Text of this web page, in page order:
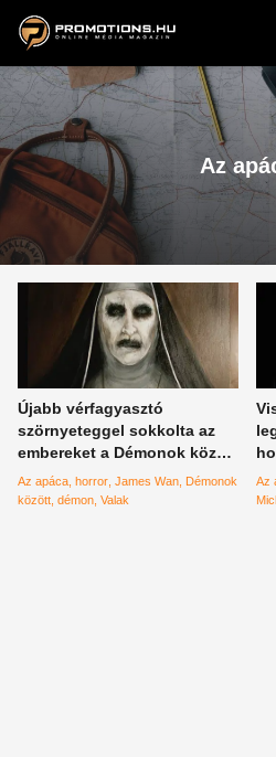
ZENE, FILM & KULT
Az
Újabb vérfagyasztó
szörnyeteggel sokkolta az
embereket a Démonok között
rendezője
Az apáca horror James Wan Démonok
között démon Valak
Az